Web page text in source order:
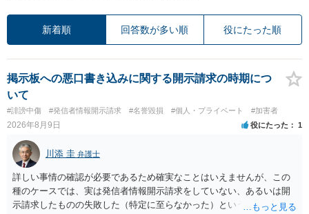
新着順 回答数が多い順 役にたった順
掲示板への悪口書き込みに関する開示請求の時期につ
いて
#誹謗中傷 #発信者情報開示請求 #名誉毀損 #個人・プライベート #加害者
2026年8月9日 役にたった 1
川添 圭 弁護士
詳しい事情の確認が必要であるため確実なことはいえませんが、この
種のケースでは、実は発信者情報開示請求をしていない、あるいは開
示請求したものの失敗した（特定に至らなかった）という事案が比較